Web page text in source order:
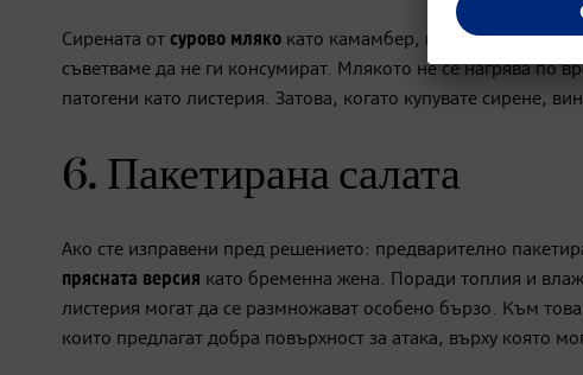
Сирената от сурово мляко като камамбер, горгонзола,
съветваме да не ги консумират. Млякото не се нагрява по
патогени като листерия. Затова, когато купувате сирене,
6. Пакетирана салата
Ако сте изправени пред решението: предварително
прясната версия като бременна жена. Поради топлия и
листерия могат да се размножават особено бързо. Към
които предлагат добра повърхност за атака, върху която